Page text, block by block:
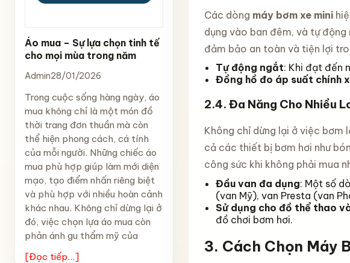
Áo mua – Sự lựa chọn tinh tế
cho mọi mùa trong năm
Admin28/01/2026
Trong cuộc sống hàng ngày, áo
mua không chỉ là một món đồ
thời trang đơn thuần mà còn
thể hiện phong cách, cá tính
của mỗi người. Những chiếc áo
mua phù hợp giúp làm mới diện
mạo, tạo điểm nhấn riêng biệt
và phù hợp với nhiều hoàn cảnh
khác nhau. Không chỉ dừng lại ở
đó, việc chọn lựa áo mua còn
phản ánh gu thẩm mỹ của
[Đọc tiếp...]
Các dòng máy bơm xe mini
dụng vào ban đêm, và tự
đảm bảo an toàn và tiện lợi
Tự động ngắt: Khi đạt đến
Đồng hồ đo áp suất chính
2.4. Đa Năng Cho Nhiều
Không chỉ dừng lại ở việc bơm
cả các thiết bị bơm hơi như
công sức khi không phải mua
Đầu van đa dụng: Một số
(van Mỹ), van Presta (van
Sử dụng cho đồ thể thao
đồ chơi bơm hơi.
3. Cách Chọn Máy